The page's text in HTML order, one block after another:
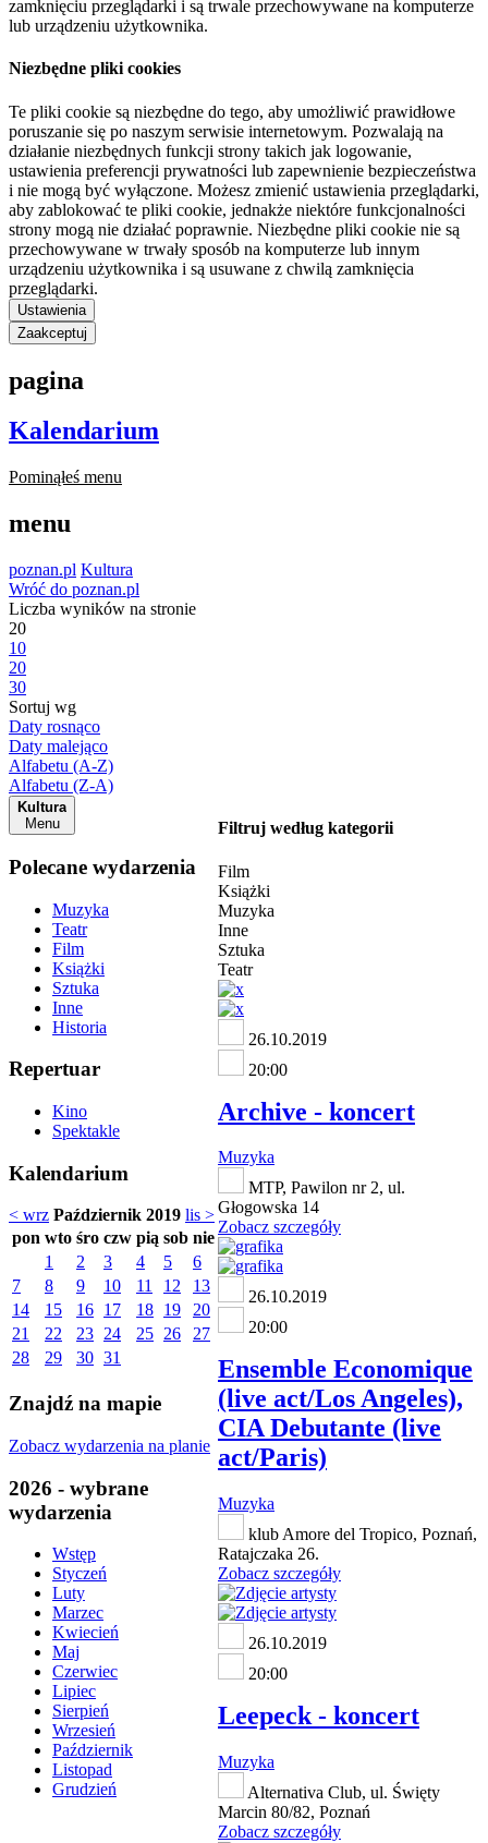
zamknięciu przeglądarki i są trwale przechowywane na komputerze
lub urządzeniu użytkownika.
Niezbędne pliki cookies
Te pliki cookie są niezbędne do tego, aby umożliwić prawidłowe
poruszanie się po naszym serwisie internetowym. Pozwalają na
działanie niezbędnych funkcji strony takich jak logowanie,
ustawienia preferencji prywatności lub zapewnienie bezpieczeństwa
i nie mogą być wyłączone. Możesz zmienić ustawienia przeglądarki,
aby zablokować te pliki cookie, jednakże niektóre funkcjonalności
strony mogą nie działać poprawnie. Niezbędne pliki cookie nie są
przechowywane w trwały sposób na komputerze lub innym
urządzeniu użytkownika i są usuwane z chwilą zamknięcia
przeglądarki.
Ustawienia
Zaakceptuj
pagina
Kalendarium
Pominąłeś menu
menu
poznan.pl Kultura
Wróć do poznan.pl
Liczba wyników na stronie
20
10
20
30
Sortuj wg
Daty rosnąco
Daty malejąco
Alfabetu (A-Z)
Alfabetu (Z-A)
Kultura
Menu
Polecane wydarzenia
Muzyka
Teatr
Film
Książki
Sztuka
Inne
Historia
Repertuar
Kino
Spektakle
Kalendarium
< wrz Październik 2019 lis >
pon wto śro czw pią sob nie
1
2 3 4 5
6
7
8 9 10 11 12
13
14
15 16 17 18 19
20
21
22 23 24 25 26
27
28
29 30 31
Znajdź na mapie
Zobacz wydarzenia na planie
2026 - wybrane
wydarzenia
Wstęp
Styczeń
Luty
Marzec
Kwiecień
Maj
Czerwiec
Lipiec
Sierpień
Wrzesień
Październik
Listopad
Grudzień
Filtruj według kategorii
Film
Książki
Muzyka
Inne
Sztuka
Teatr
26.10.2019
20:00
Archive - koncert
Muzyka
MTP, Pawilon nr 2, ul.
Głogowska 14
Zobacz szczegóły
26.10.2019
20:00
Ensemble Economique
(live act/Los Angeles),
CIA Debutante (live
act/Paris)
Muzyka
klub Amore del Tropico, Poznań,
Ratajczaka 26.
Zobacz szczegóły
26.10.2019
20:00
Leepeck - koncert
Muzyka
Alternativa Club, ul. Święty
Marcin 80/82, Poznań
Zobacz szczegóły